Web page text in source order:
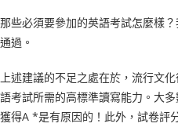
那些必須要參加的英語考試怎麼樣
通過。
上述建議的不足之處在於，流行文
語考試所需的高標準讀寫能力。大
獲得A *是有原因的！此外，試卷評